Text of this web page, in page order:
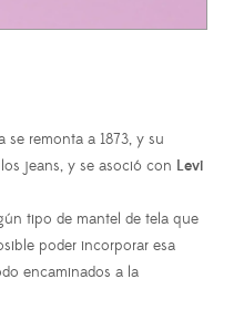
remonta a 1873, y su
jeans, y se asoció con Levi
tipo de mantel de tela que
poder incorporar esa
encaminados a la